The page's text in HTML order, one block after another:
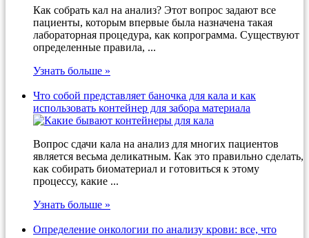
Как собрать кал на анализ? Этот вопрос задают все
пациенты, которым впервые была назначена такая
лабораторная процедура, как копрограмма. Существуют
определенные правила, ...
Узнать больше »
Что собой представляет баночка для кала и как
использовать контейнер для забора материала
Вопрос сдачи кала на анализ для многих пациентов
является весьма деликатным. Как это правильно сделать,
как собирать биоматериал и готовиться к этому
процессу, какие ...
Узнать больше »
Определение онкологии по анализу крови: все, что